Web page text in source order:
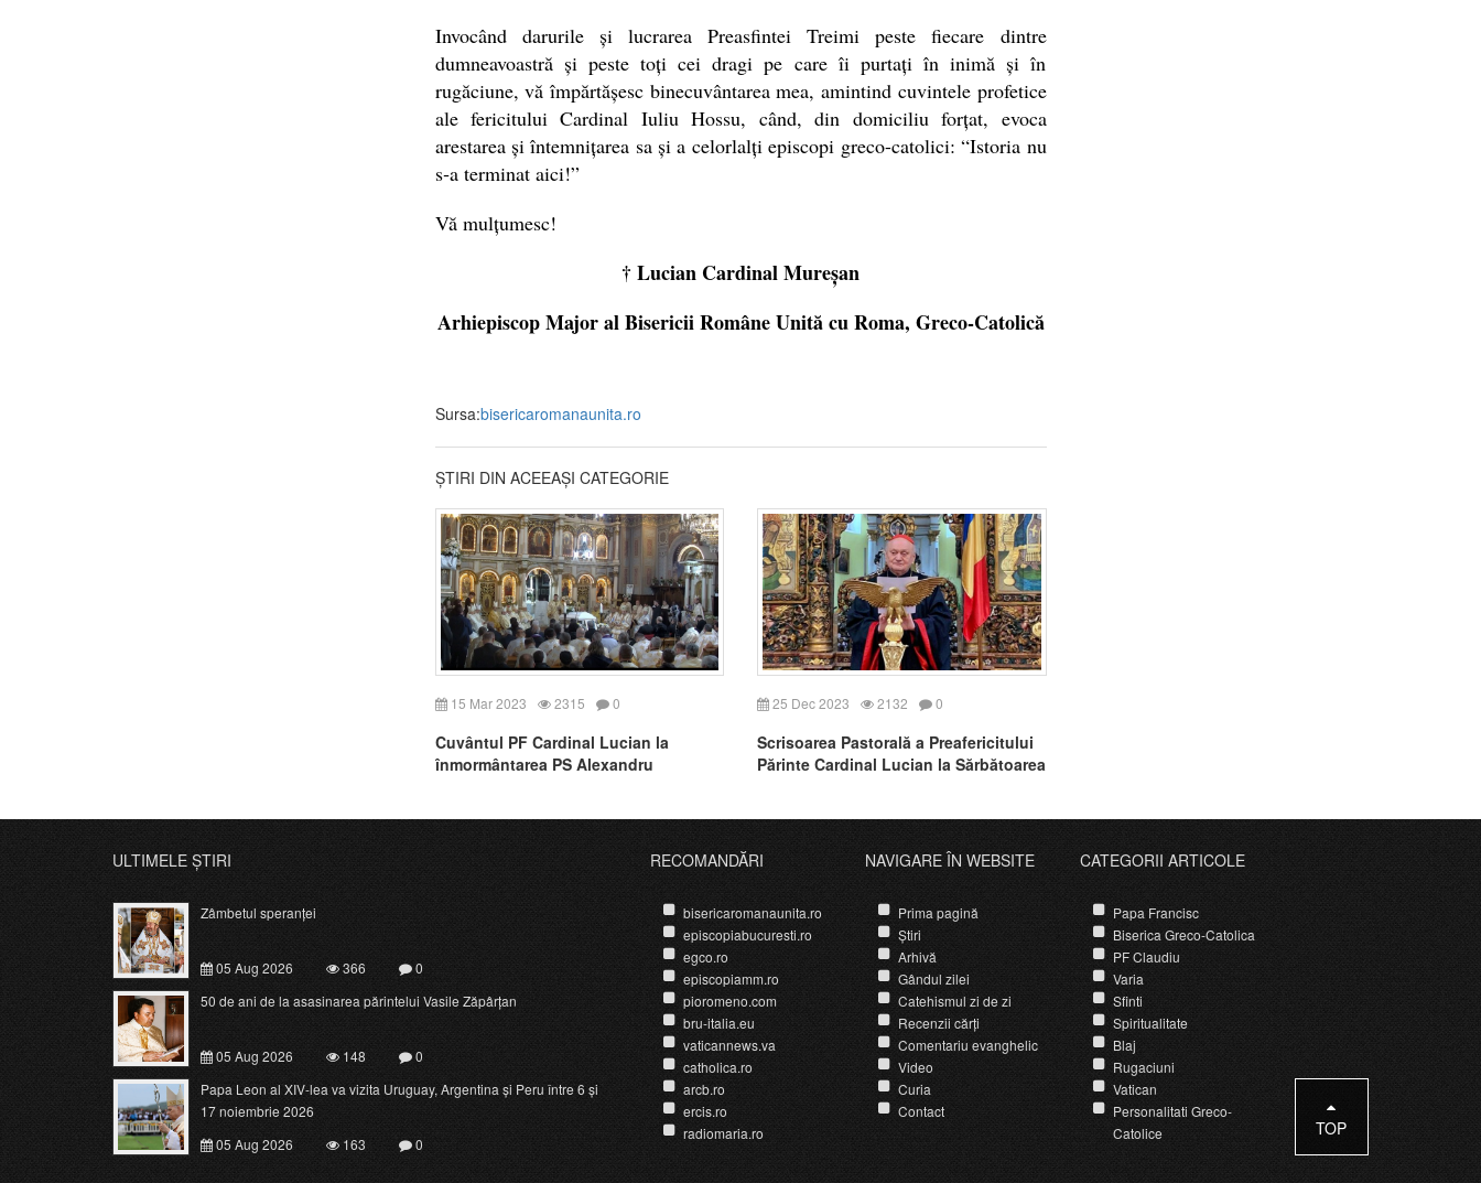
Invocând darurile și lucrarea Preasfintei Treimi peste fiecare dintre
dumneavoastră și peste toți cei dragi pe care îi purtați în inimă și în
rugăciune, vă împărtășesc binecuvântarea mea, amintind cuvintele profetice
ale fericitului Cardinal Iuliu Hossu, când, din domiciliu forțat, evoca
arestarea și întemnițarea sa și a celorlalți episcopi greco-catolici: “Istoria nu
s‑a terminat aici!”
Vă mulțumesc!
† Lucian Cardinal Mureșan
Arhiepiscop Major al Bisericii Române Unită cu Roma, Greco-Catolică
Sursa:bisericaromanaunita.ro
ȘTIRI DIN ACEEAȘI CATEGORIE
15 Mar 2023 2315 0
Cuvântul PF Cardinal Lucian la
înmormântarea PS Alexandru
25 Dec 2023 2132 0
Scrisoarea Pastorală a Preafericitului
Părinte Cardinal Lucian la Sărbătoarea
ULTIMELE ȘTIRI
Zâmbetul speranței
05 Aug 2026 366
0
50 de ani de la asasinarea părintelui Vasile Zăpârțan
05 Aug 2026 148
0
Papa Leon al XIV-lea va vizita Uruguay, Argentina și Peru între 6 și
17 noiembrie 2026
05 Aug 2026
163 0
RECOMANDĂRI
bisericaromanaunita.ro
episcopiabucuresti.ro
egco.ro
episcopiamm.ro
pioromeno.com
bru-italia.eu
vaticannews.va
catholica.ro
arcb.ro
ercis.ro
radiomaria.ro
NAVIGARE ÎN WEBSITE
Prima pagină
Știri
Arhivă
Gândul zilei
Catehismul zi de zi
Recenzii cărți
Comentariu evanghelic
Video
Curia
Contact
CATEGORII ARTICOLE
Papa Francisc
Biserica Greco-Catolica
PF Claudiu
Varia
Sfinti
Spiritualitate
Blaj
Rugaciuni
Vatican
Personalitati Greco-
Catolice
TOP